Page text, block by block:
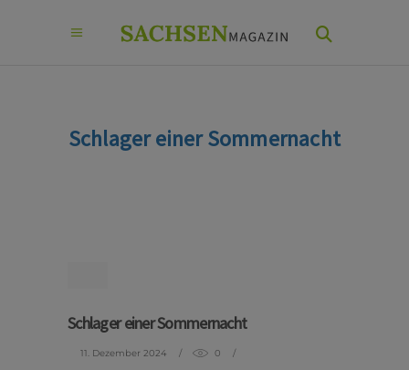
Schlager einer Sommernacht
Schlager einer Sommernacht
11. Dezember 2024 0